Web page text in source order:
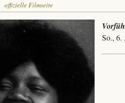
offizielle Filmseite
So.,